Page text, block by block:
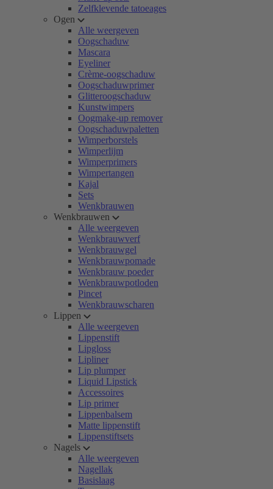
Zelfklevende tatoeages
Ogen
Alle weergeven
Oogschaduw
Mascara
Eyeliner
Crème-oogschaduw
Oogschaduwprimer
Glitteroogschaduw
Kunstwimpers
Oogmake-up remover
Oogschaduwpaletten
Wimperborstels
Wimperlijm
Wimperprimers
Wimpertangen
Kajal
Sets
Wenkbrauwen
Wenkbrauwen
Alle weergeven
Wenkbrauwverf
Wenkbrauwgel
Wenkbrauwpomade
Wenkbrauw poeder
Wenkbrauwpotloden
Pincet
Wenkbrauwscharen
Lippen
Alle weergeven
Lippenstift
Lipgloss
Lipliner
Lip plumper
Liquid Lipstick
Accessoires
Lip primer
Lippenbalsem
Matte lippenstift
Lippenstiftsets
Nagels
Alle weergeven
Nagellak
Basislaag